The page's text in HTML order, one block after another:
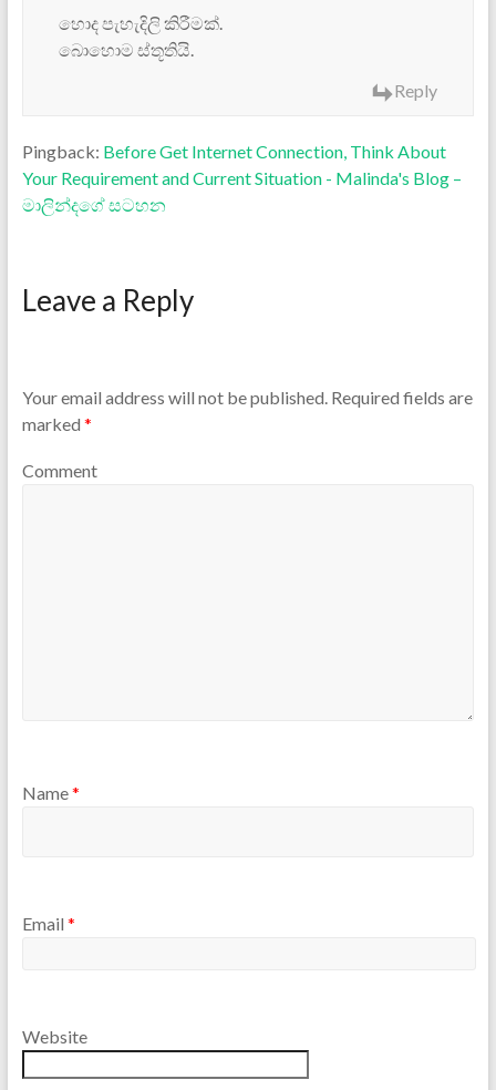
හොද පැහැදිලි කිරීමක්.
බොහොම ස්තූතියි.
Reply
Pingback: Before Get Internet Connection, Think About
Your Requirement and Current Situation - Malinda's Blog –
මාලින්දගේ සටහන
Leave a Reply
Your email address will not be published.Required fields are
marked *
Comment
Name*
Email *
Website